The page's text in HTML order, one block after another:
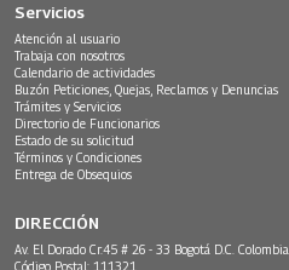
Servicios
Atención al usuario
Trabaja con nosotros
Calendario de actividades
Buzón Peticiones, Quejas, Reclamos y Denuncias
Trámites y Servicios
Directorio de Funcionarios
Estado de su solicitud
Términos y Condiciones
Entrega de Obsequios
DIRECCIÓN
Av. El Dorado Cr.45 # 26 - 33 Bogotá D.C. Colombia.
Código Postal: 111321